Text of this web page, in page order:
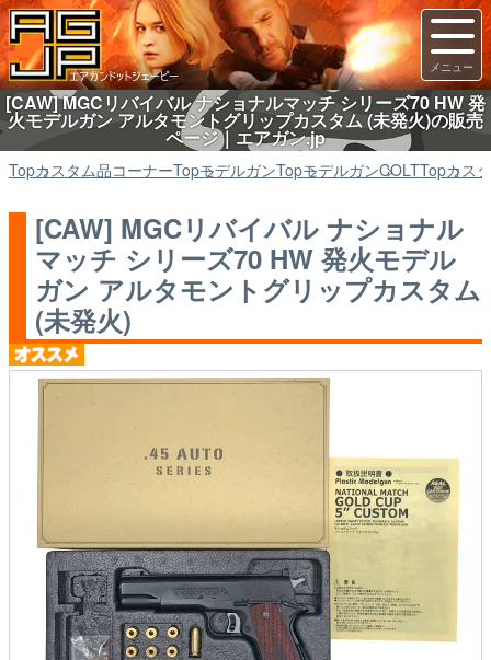
[CAW] MGCリバイバル ナショナルマッチ シリーズ70 HW 発
火モデルガン アルタモントグリップカスタム (未発火)の販売
ページ｜エアガン.jp
Topカスタム品コーナーTopモデルガンTopモデルガンCOLTTopカス
[CAW] MGCリバイバル ナショナル
マッチ シリーズ70 HW 発火モデル
ガン アルタモントグリップカスタム
(未発火)